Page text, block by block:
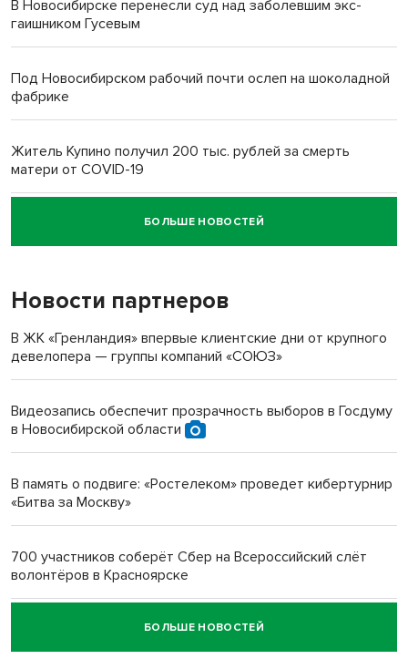
В Новосибирске перенесли суд над заболевшим экс-
гаишником Гусевым
Под Новосибирском рабочий почти ослеп на шоколадной
фабрике
Житель Купино получил 200 тыс. рублей за смерть
матери от COVID-19
Новосибирский суд наказал водителя за смерть
пенсионерки на вокзале
«Мы живём на пастбище!»: в новосибирском селе лошади
терроризируют жителей
Новосибирский преподаватель с женой вошли в топ-16
БОЛЬШЕ НОВОСТЕЙ
Новости партнеров
В ЖК «Гренландия» впервые клиентские дни от крупного
девелопера — группы компаний «СОЮЗ»
Видеозапись обеспечит прозрачность выборов в Госдуму
в Новосибирской области
В память о подвиге: «Ростелеком» проведет кибертурнир
«Битва за Москву»
700 участников соберёт Сбер на Всероссийский слёт
волонтёров в Красноярске
Честный выбор: видеонаблюдение обеспечит
объективность результатов ЕДГ в Новосибирской
БОЛЬШЕ НОВОСТЕЙ